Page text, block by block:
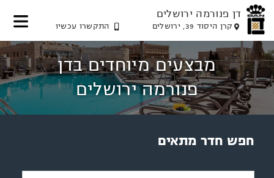
לאזור
תפריט
עליון
לאזור
הזמנת
חדר
לתוכן
המרכזי
לאזור
תפריט
תחתון
דן פנורמה ירושלים
קרן היסוד 39, ירושלים התקשרו עכשיו
מבצעים מיוחדים בדן
פנורמה ירושלים
חפש חדר מתאים